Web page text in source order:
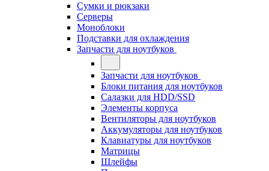
Сумки и рюкзаки
Серверы
Моноблоки
Подставки для охлаждения
Запчасти для ноутбуков
Запчасти для ноутбуков
Блоки питания для ноутбуков
Салазки для HDD/SSD
Элементы корпуса
Вентиляторы для ноутбуков
Аккумуляторы для ноутбуков
Клавиатуры для ноутбуков
Матрицы
Шлейфы